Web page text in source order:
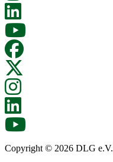
Copyright © 2026 DLG e.V.